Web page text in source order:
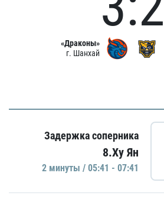
«Драконы»
г. Шанхай
Задержка соперника
8.Ху Ян
2 минуты / 05:41 - 07:41